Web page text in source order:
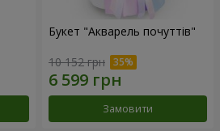
Букет "Акварель почуттів"
10 152 грн
Замовити